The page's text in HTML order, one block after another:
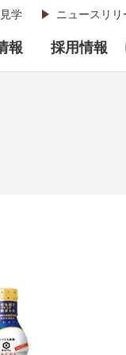
学 ニュースリリ
報 採用情報